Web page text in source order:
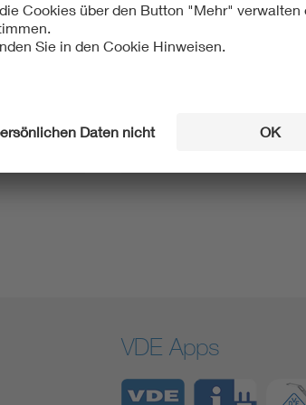
DKE Telefonservice:
VDE Apps